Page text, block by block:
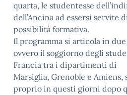
quarta, le studentesse
dell’Ancina ad essersi servite
possibilità formativa.
Il programma si articola in
ovvero il soggiorno degli
Francia tra i dipartimenti di
Marsiglia, Grenoble e
proprio in questi giorni dopo